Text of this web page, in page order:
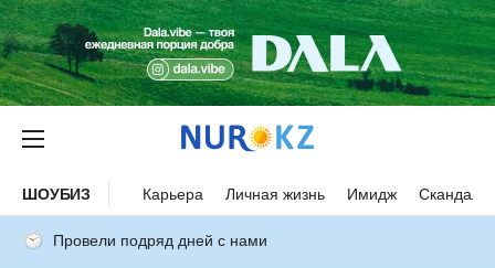
ШОУБИЗ Карьера Личная жизнь Имидж Скандалы
Провели подряд дней с нами